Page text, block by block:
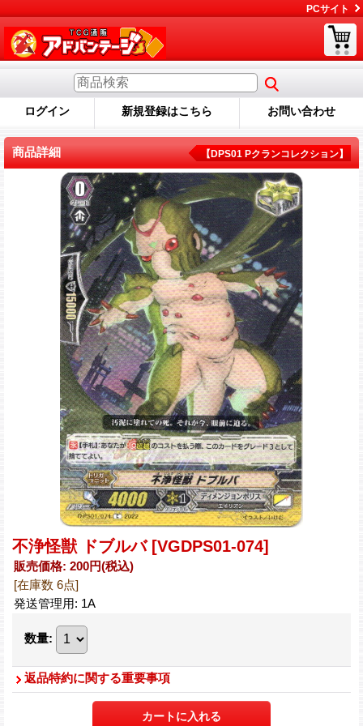
PCサイト
ログイン 新規登録はこちら お問い合わせ
商品詳細 【DPS01 Pクランコレクション】
不浄怪獣 ドブルバ [VGDPS01-074]
販売価格: 200円(税込)
[在庫数 6点]
発送管理用: 1A
数量:
返品特約に関する重要事項